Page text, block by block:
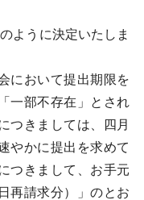
ように決定いたしま
において提出期限を
一部不存在」とされ
つきましては、四月
やかに提出を求めて
つきまして、お手元
再請求分）」のとお